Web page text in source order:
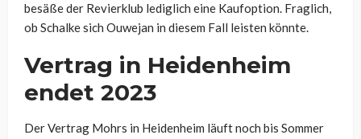
besäße der Revierklub lediglich eine Kaufoption. Fraglich,
ob Schalke sich Ouwejan in diesem Fall leisten könnte.
Vertrag in Heidenheim
endet 2023
Der Vertrag Mohrs in Heidenheim läuft noch bis Sommer